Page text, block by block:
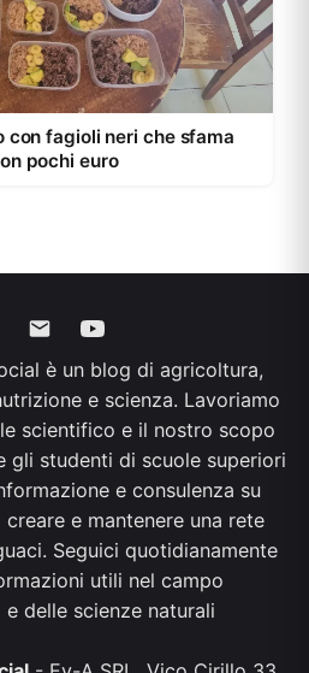
con fagioli neri che sfama
pochi euro
è un blog di agricoltura,
e scienza. Lavoriamo
scientifico e il nostro scopo
gli studenti di scuole superiori
e consulenza su
e mantenere una rete
Seguici quotidianamente
utili nel campo
delle scienze naturali